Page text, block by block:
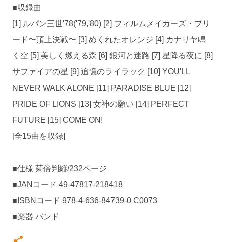
■収録曲
[1] ルパン三世'78('79,'80) [2] フィルムメイカーズ・ブリ
ード〜頂上決戦〜 [3] めくれたオレンジ [4] カナリヤ鳴
く空 [5] 美しく燃える森 [6] 銀河と迷路 [7] 星降る夜に [8]
サファイアの星 [9] 追憶のライラック [10] YOU'LL
NEVER WALK ALONE [11] PARADISE BLUE [12]
PRIDE OF LIONS [13] 女神の願い [14] PERFECT
FUTURE [15] COME ON!
[全15曲を収録]
■仕様 菊倍判縦/232ページ
■JANコード 49-47817-218418
■ISBNコード 978-4-636-84739-0 C0073
■楽器 バンド